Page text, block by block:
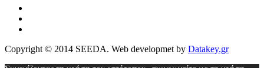
Copyright © 2014 SEEDA. Web developmet by Datakey.gr